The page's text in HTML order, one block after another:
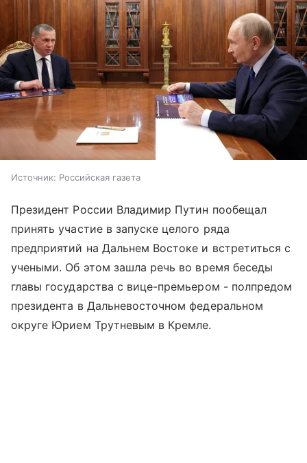
Источник: Российская газета
Президент России Владимир Путин пообещал
принять участие в запуске целого ряда
предприятий на Дальнем Востоке и встретиться с
учеными. Об этом зашла речь во время беседы
главы государства с вице-премьером - полпредом
президента в Дальневосточном федеральном
округе Юрием Трутневым в Кремле.